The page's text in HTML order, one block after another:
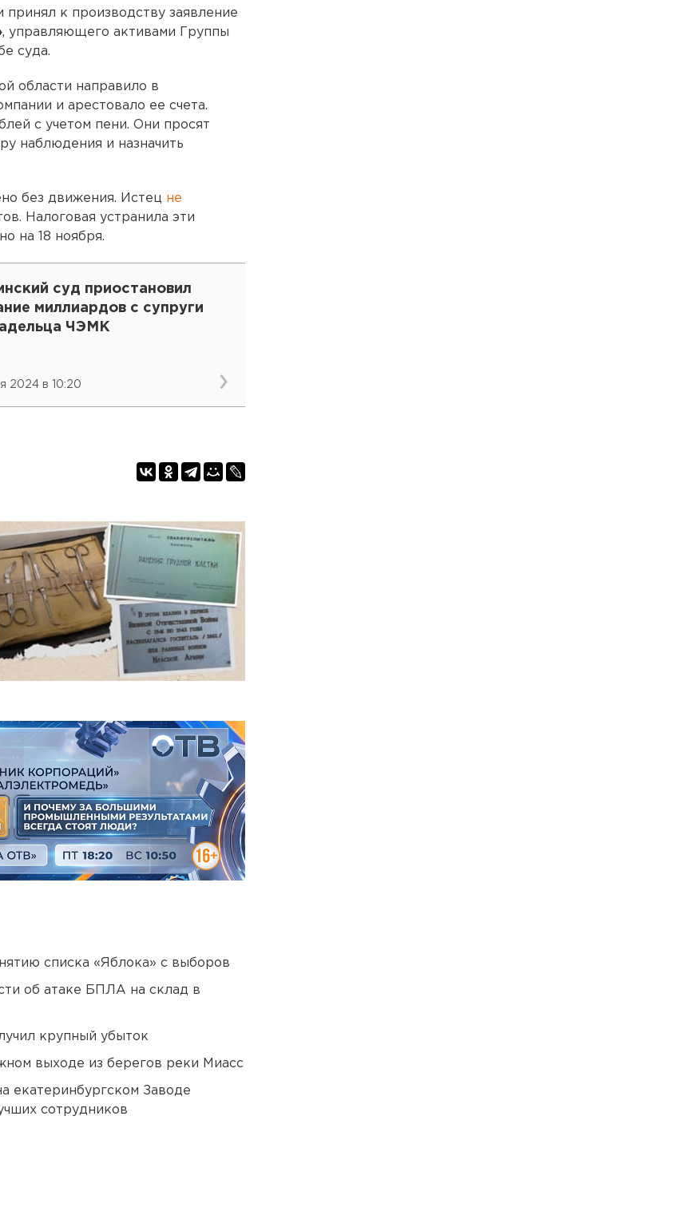
к производству заявление
, управляющего активами Группы
суда.
области направило в
и арестовало ее счета.
с учетом пени. Они просят
наблюдения и назначить
без движения. Истец не
Налоговая устранила эти
на 18 ноября.
суд приостановил
миллиардов с супруги
ЧЭМК
2024 в 10:20
списка «Яблока» с выборов
об атаке БПЛА на склад в
крупный убыток
выходе из берегов реки Миасс
екатеринбургском Заводе
сотрудников